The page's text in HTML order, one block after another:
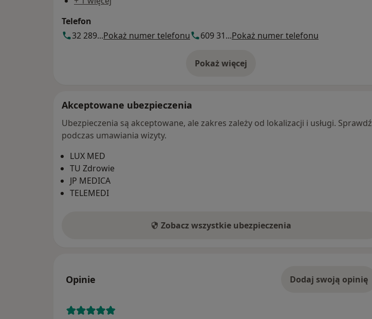
Telefon
32 289...Pokaż numer telefonu 609 31...Pokaż numer telefonu
Pokaż więcej
o adresie
Akceptowane ubezpieczenia
Ubezpieczenia są akceptowane, ale zakres zależy od lokalizacji i usługi. Sprawdź
podczas umawiania wizyty.
LUX MED
TU Zdrowie
JP MEDICA
TELEMEDI
Zobacz wszystkie ubezpieczenia
Opinie Dodaj swoją opinię